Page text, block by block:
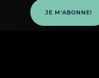
JE M'ABONNE!